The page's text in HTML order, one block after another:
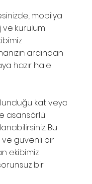
mobilya
ve kurulum
ardından
hazır hale
kat veya
asansörlü
Bu
ve güvenli bir
ekibimiz
bir